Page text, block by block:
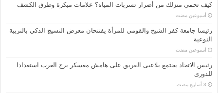
كيف تحمي منزلك من أضرار تسربات المياه؟ علامات مبكرة وطرق الكشف
‏أسبوعين مضت
رئيسا جامعة كفر الشيخ والقومي للمرأة يفتتحان معرض النسيج الذكي بالتربية
النوعية
‏أسبوعين مضت
رئيس الاتحاد يجتمع بلاعبى الفريق على هامش معسكر برج العرب استعدادا
للدورى